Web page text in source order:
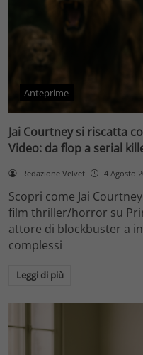
Anteprime
Jai Courtney si riscatta
Video: da flop a serial
Redazione Velvet 4 Agosto
Scopri come Jai
film thriller/horror su
attore di blockbuster a
complessi
Leggi di più